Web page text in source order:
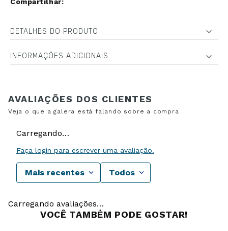
DETALHES DO PRODUTO
INFORMAÇÕES ADICIONAIS
Carregando…
Faça login para escrever uma avaliação.
Mais recentes Todos
Carregando avaliações…
VOCÊ TAMBÉM PODE GOSTAR!